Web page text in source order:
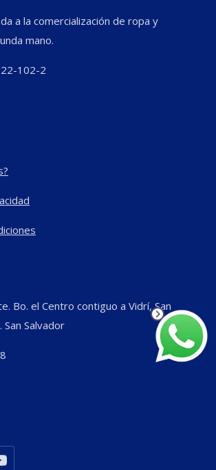
a la comercialización de ropa y
mano.
102-2
Bo. el Centro contiguo a Vidrí, San
Salvador